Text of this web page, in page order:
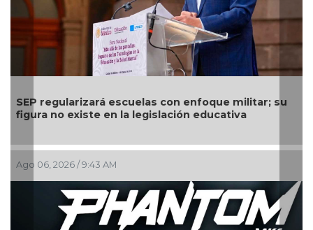
regularizará escuelas con enfoque militar; su
no existe en la legislación educativa
06, 2026 / 9:43 AM